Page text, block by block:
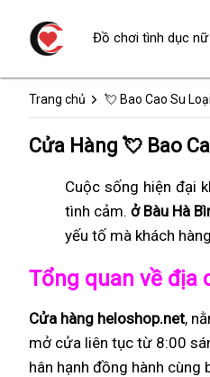
Trang chủ 💘 Bao Cao Su
Cửa Hàng 💘 Bao
Cuộc sống hiện đại
tình cảm.ở Bàu Hà
yếu tố mà khách
Tổng quan về địa
Cửa hàng heloshop.net,
mở cửa liên tục từ 8:00
hân hạnh đồng hành cùng
Đồ chơi tình dục nữ